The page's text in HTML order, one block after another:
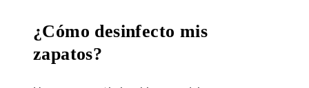
¿Cómo desinfecto mis
zapatos?